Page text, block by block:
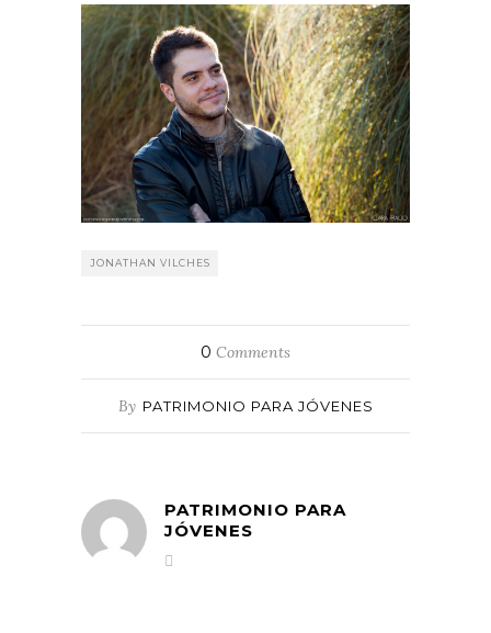
JONATHAN VILCHES
0 Comments
By PATRIMONIO PARA JÓVENES
PATRIMONIO PARA
JÓVENES